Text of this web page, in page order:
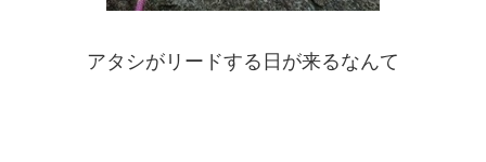
アタシがリードする日が来るなんて